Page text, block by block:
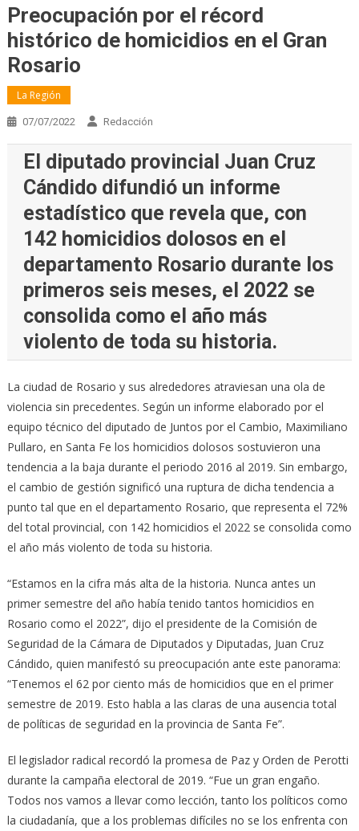
Preocupación por el récord
histórico de homicidios en el Gran
Rosario
La Región
07/07/2022 Redacción
El diputado provincial Juan Cruz
Cándido difundió un informe
estadístico que revela que, con
142 homicidios dolosos en el
departamento Rosario durante los
primeros seis meses, el 2022 se
consolida como el año más
violento de toda su historia.
La ciudad de Rosario y sus alrededores atraviesan una ola de
violencia sin precedentes. Según un informe elaborado por el
equipo técnico del diputado de Juntos por el Cambio, Maximiliano
Pullaro, en Santa Fe los homicidios dolosos sostuvieron una
tendencia a la baja durante el periodo 2016 al 2019. Sin embargo,
el cambio de gestión significó una ruptura de dicha tendencia a
punto tal que en el departamento Rosario, que representa el 72%
del total provincial, con 142 homicidios el 2022 se consolida como
el año más violento de toda su historia.
“Estamos en la cifra más alta de la historia. Nunca antes un
primer semestre del año había tenido tantos homicidios en
Rosario como el 2022”, dijo el presidente de la Comisión de
Seguridad de la Cámara de Diputados y Diputadas, Juan Cruz
Cándido, quien manifestó su preocupación ante este panorama:
“Tenemos el 62 por ciento más de homicidios que en el primer
semestre de 2019. Esto habla a las claras de una ausencia total
de políticas de seguridad en la provincia de Santa Fe”.
El legislador radical recordó la promesa de Paz y Orden de Perotti
durante la campaña electoral de 2019. “Fue un gran engaño.
Todos nos vamos a llevar como lección, tanto los políticos como
la ciudadanía, que a los problemas difíciles no se los enfrenta con